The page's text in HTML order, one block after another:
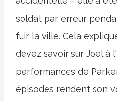
soldat par erreur
fuir la ville. Cela
devez savoir sur Joel à
performances de
épisodes rendent son